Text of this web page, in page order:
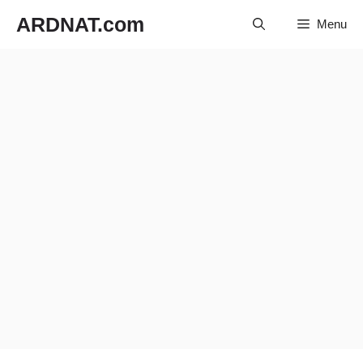
ARDNAT.com Menu